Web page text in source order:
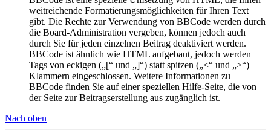
weitreichende Formatierungsmöglichkeiten für Ihren Text
gibt. Die Rechte zur Verwendung von BBCode werden durch
die Board-Administration vergeben, können jedoch auch
durch Sie für jeden einzelnen Beitrag deaktiviert werden.
BBCode ist ähnlich wie HTML aufgebaut, jedoch werden
Tags von eckigen („[“ und „]“) statt spitzen („<“ und „>“)
Klammern eingeschlossen. Weitere Informationen zu
BBCode finden Sie auf einer speziellen Hilfe-Seite, die von
der Seite zur Beitragserstellung aus zugänglich ist.
Nach oben